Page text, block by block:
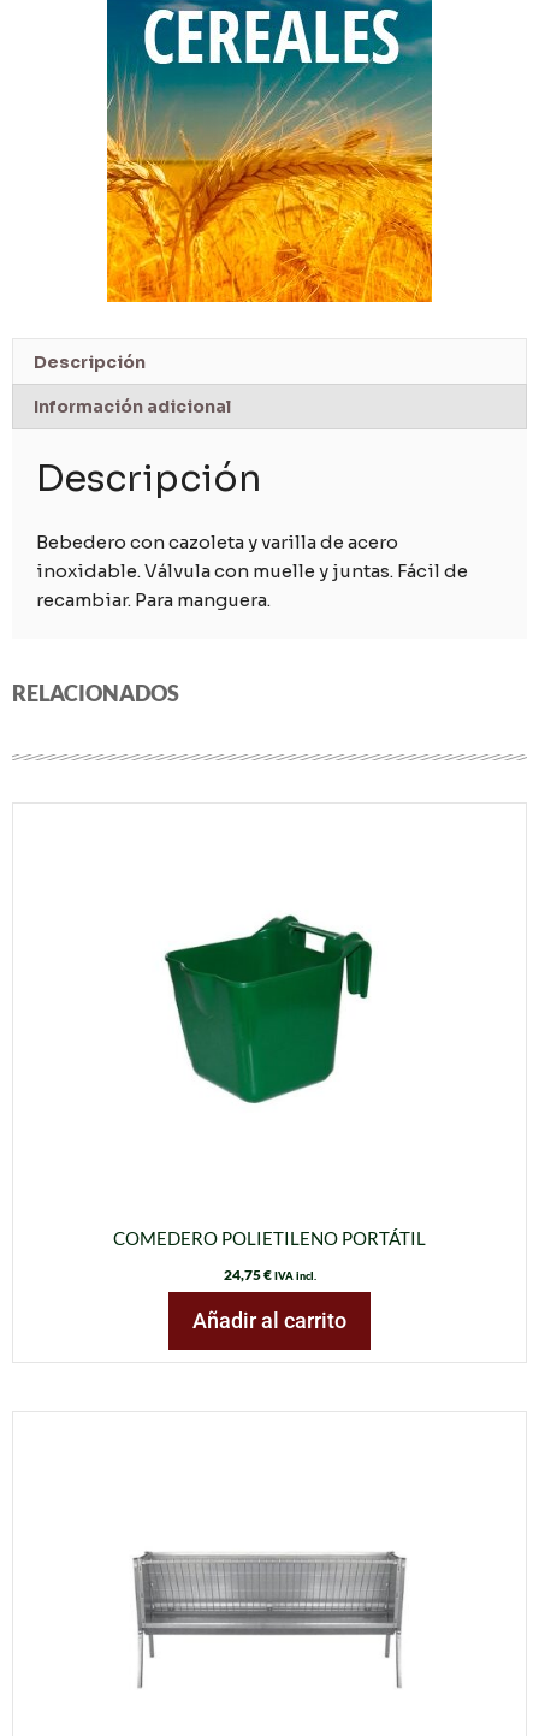
Descripción
Información adicional
Descripción
Bebedero con cazoleta y varilla de acero
inoxidable. Válvula con muelle y juntas. Fácil de
recambiar. Para manguera.
RELACIONADOS
COMEDERO POLIETILENO PORTÁTIL
24,75€ IVA incl.
Añadir al carrito